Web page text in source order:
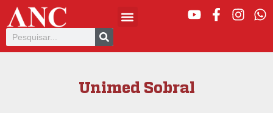
Unimed Sobral